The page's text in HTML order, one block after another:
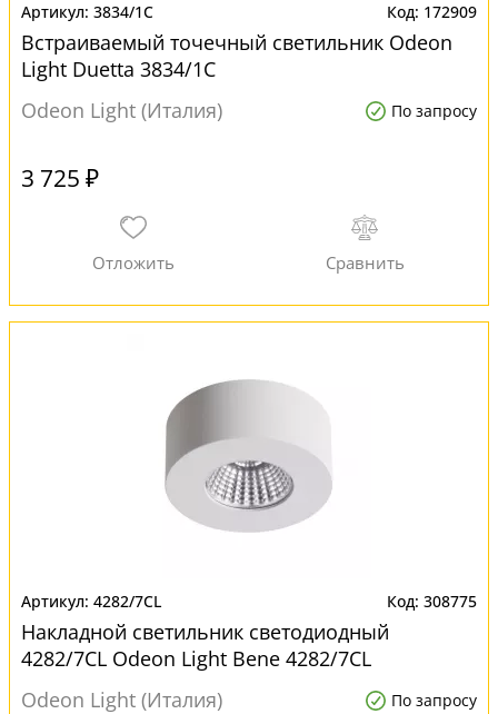
3834/1C 172909
Встраиваемый точечный светильник Odeon
Light Duetta 3834/1C
Odeon Light (Италия)
По запросу
3 725 ₽
4282/7CL 308775
Накладной светильник светодиодный
4282/7СL Odeon Light Bene 4282/7CL
Odeon Light (Италия)
По запросу